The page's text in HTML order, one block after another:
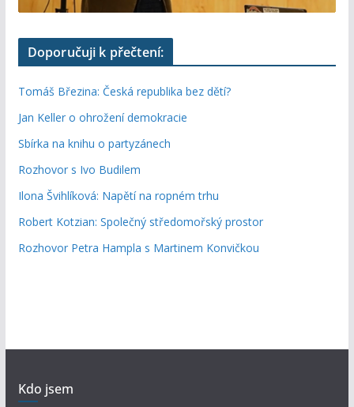
Doporučuji k přečtení:
Tomáš Březina: Česká republika bez dětí?
Jan Keller o ohrožení demokracie
Sbírka na knihu o partyzánech
Rozhovor s Ivo Budilem
Ilona Švihlíková: Napětí na ropném trhu
Robert Kotzian: Společný středomořský prostor
Rozhovor Petra Hampla s Martinem Konvičkou
Kdo jsem